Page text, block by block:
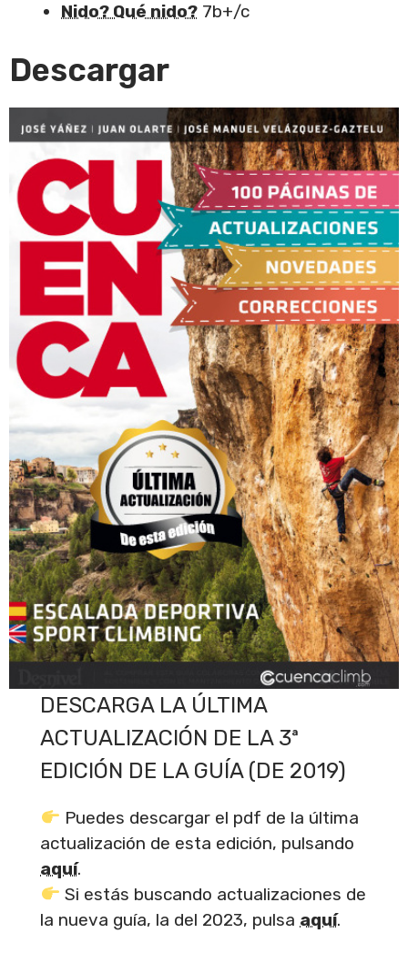
Nido? Qué nido? 7b+/c
Descargar
DESCARGA LA ÚLTIMA
ACTUALIZACIÓN DE LA 3ª
EDICIÓN DE LA GUÍA (DE 2019)
Puedes descargar el pdf de la última
actualización de esta edición, pulsando
aquí.
Si estás buscando actualizaciones de
la nueva guía, la del 2023, pulsa aquí.